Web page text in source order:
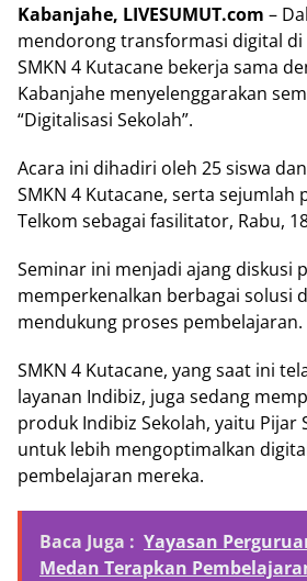
Kabanjahe, LIVESUMUT.com –
mendorong transformasi digital
SMKN 4 Kutacane bekerja sama
Kabanjahe menyelenggarakan
“Digitalisasi Sekolah”.
Acara ini dihadiri oleh 25 siswa
SMKN 4 Kutacane, serta sejumlah
Telkom sebagai fasilitator, Rabu,
Seminar ini menjadi ajang diskusi
memperkenalkan berbagai solusi
mendukung proses pembelajaran.
SMKN 4 Kutacane, yang saat ini
layanan Indibiz, juga sedang
produk Indibiz Sekolah, yaitu Pijar
untuk lebih mengoptimalkan
pembelajaran mereka.
Baca Juga : Yayasan
Medan Terapkan